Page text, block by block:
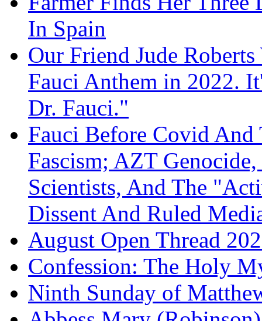
In Spain
Our Friend Jude
Fauci Anthem in 2022.
Dr. Fauci."
Fauci Before Covid
Fascism; AZT
Scientists, And The
Dissent And Ruled
August Open Thread
Confession: The Holy
Ninth Sunday of